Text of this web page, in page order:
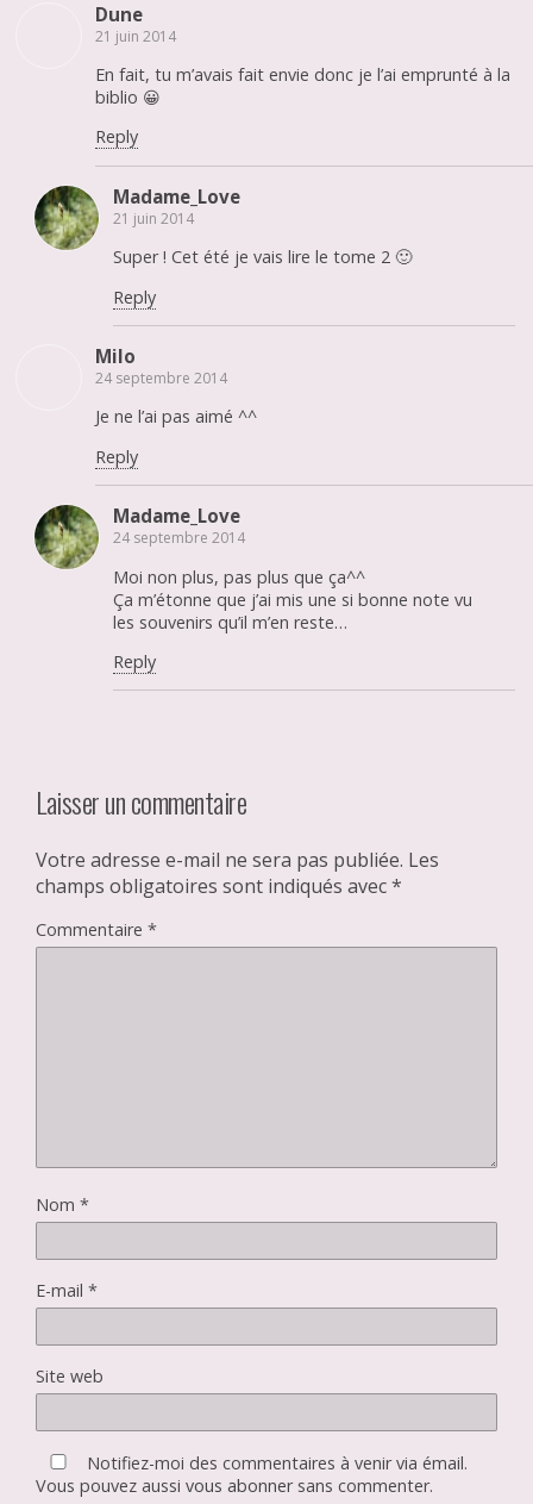
Dune
21 juin 2014
En fait, tu m’avais fait envie donc je l’ai emprunté à la
biblio 😀
Reply
Madame_Love
21 juin 2014
Super ! Cet été je vais lire le tome 2 🙂
Reply
Milo
24 septembre 2014
Je ne l’ai pas aimé ^^
Reply
Madame_Love
24 septembre 2014
Moi non plus, pas plus que ça^^
Ça m’étonne que j’ai mis une si bonne note vu
les souvenirs qu’il m’en reste…
Reply
Laisser un commentaire
Votre adresse e-mail ne sera pas publiée. Les
champs obligatoires sont indiqués avec*
Commentaire *
Nom *
E-mail *
Site web
Notifiez-moi des commentaires à venir via émail.
Vous pouvez aussi vous abonnersans commenter.